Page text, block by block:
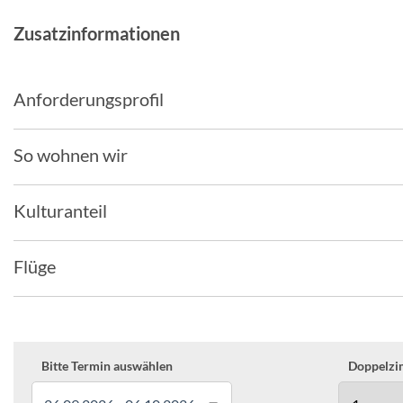
Zusatzinformationen
Anforderungsprofil
So wohnen wir
Kulturanteil
Flüge
Bitte Termin auswählen